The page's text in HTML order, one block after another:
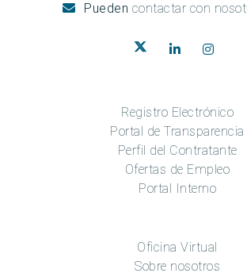
Pueden contactar con
Registro Electrónico
Portal de Transparencia
Perfil del Contratante
Ofertas de Empleo
Portal Interno
Oficina Virtual
Sobre nosotros